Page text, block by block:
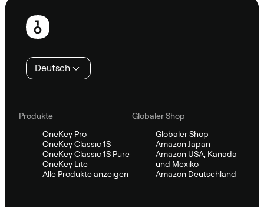
Fußzeile
Deutsch
Produkte
OneKey Pro
OneKey Classic 1S
OneKey Classic 1S Pure
OneKey Lite
Alle Produkte anzeigen
Globaler Shop
Globaler Shop
Amazon Japan
Amazon USA, Kanada
und Mexiko
Amazon Deutschland